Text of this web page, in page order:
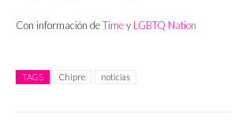
Con información deTimey LGBTQ Nation
TAGS Chipre noticias